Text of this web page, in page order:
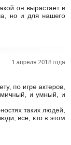
он вырастает в
но и для нашего
1 апреля 2018 года
по игре актеров,
и умный, и
таких людей,
все, кто в этом